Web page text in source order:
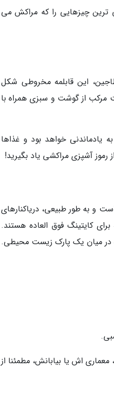
ترین چیزهایی را که مراکش می
این قابلمه مخروطی شکل
از گوشت و سبزی همراه با
یادماندنی خواهد بود و غذاها
آشپزی مراکشی یاد بگیرید!
و به طور طبیعی، دریاکنارهای
کایتینگ فوق العاده هستند.
در میان یک پارک زیست محیطی.
اش یا بیابانش، مطمئنا از